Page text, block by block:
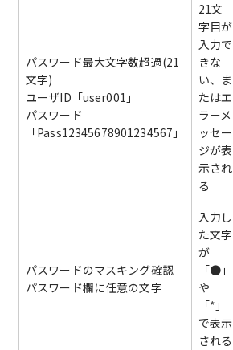
パスワード最大文字数超過(21
文字)
ユーザID「user001」
パスワード
「Pass12345678901234567」
21文
字目が
入力で
きな
い、ま
たはエ
ラーメ
ッセー
ジが表
示され
る
パスワードのマスキング確認
パスワード欄に任意の文字
入力し
た文字
が
「●」
や
「*」
で表示
される